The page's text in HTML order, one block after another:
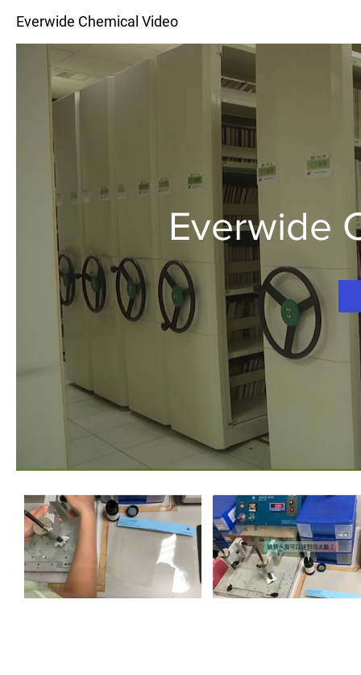
Everwide Chemical Video
Everwide